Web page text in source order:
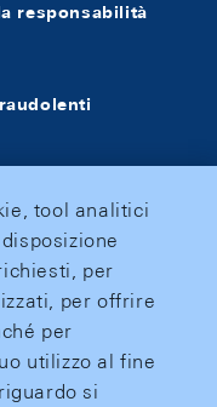
responsabilità
tool analitici
per
per offrire
per
utilizzo al fine
si